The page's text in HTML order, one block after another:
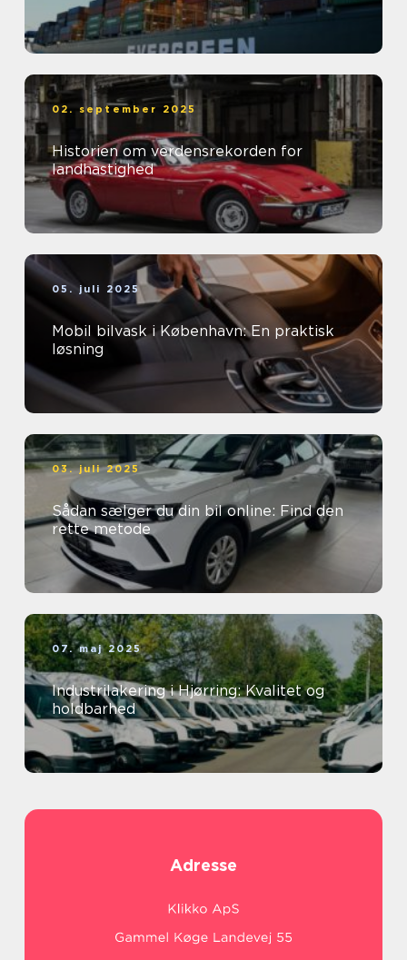
02. september 2025
Historien om verdensrekorden for
landhastighed
05. juli 2025
Mobil bilvask i København: En praktisk
løsning
03. juli 2025
Sådan sælger du din bil online: Find den
rette metode
07. maj 2025
Industrilakering i Hjørring: Kvalitet og
holdbarhed
Adresse